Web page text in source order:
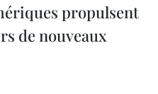
propulsent
de nouveaux